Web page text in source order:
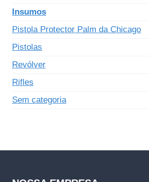
Insumos
Pistola Protector Palm da Chicago
Pistolas
Revólver
Rifles
Sem categoria